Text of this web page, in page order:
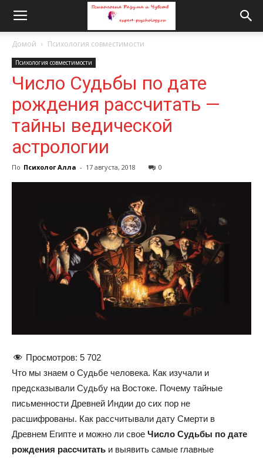
Домой Психология совместимости
Психология совместимости
Число Судьбы по дате
рождения рассчитать —
тайны ведической
астрологии
По Психолог Алла - 17 августа, 2018 0
Просмотров: 5 702
Что мы знаем о Судьбе человека. Как изучали и
предсказывали Судьбу на Востоке. Почему тайные
письменности Древней Индии до сих пор не
расшифрованы. Как рассчитывали дату Смерти в
Древнем Египте и можно ли свое Число Судьбы по дате
рождения рассчитать и выявить самые главные